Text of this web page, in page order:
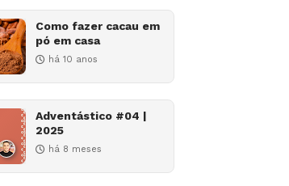
Como fazer cacau em
pó em casa
há 10 anos
Adventástico #04 |
2025
há 8 meses